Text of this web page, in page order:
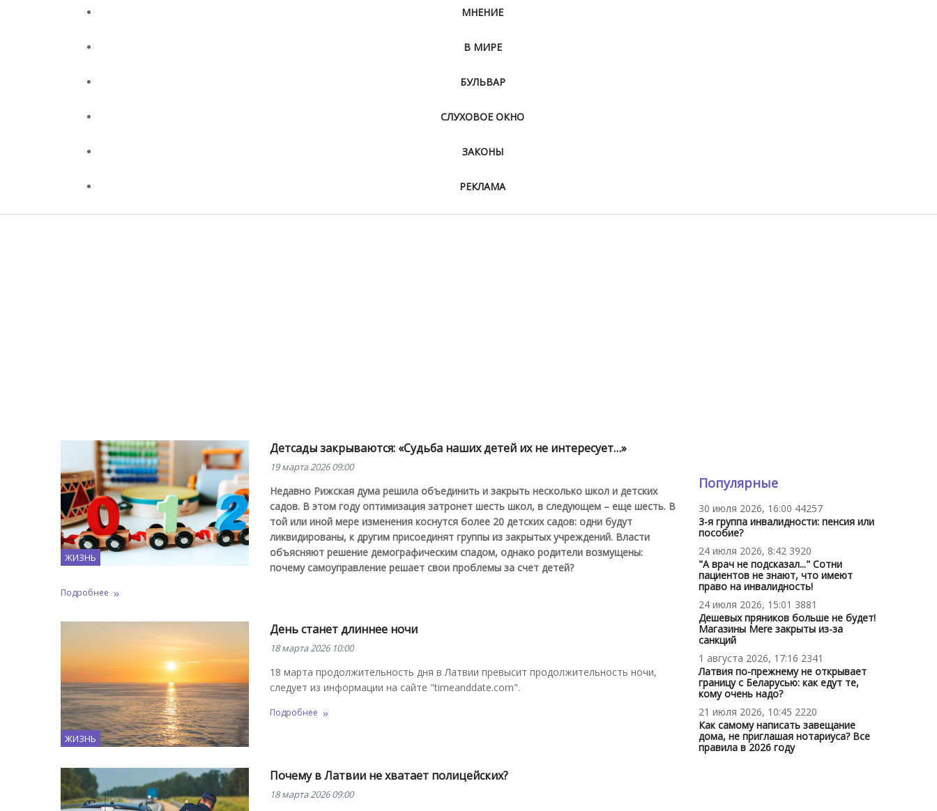
МНЕНИЕ
В МИРЕ
БУЛЬВАР
СЛУХОВОЕ ОКНО
ЗАКОНЫ
РЕКЛАМА
ЖИЗНЬ
Детсады закрываются: «Судьба наших детей их не интересует…»
19 марта 2026 09:00
Недавно Рижская дума решила объединить и закрыть несколько школ и детских
садов. В этом году оптимизация затронет шесть школ, в следующем – еще шесть. В
той или иной мере изменения коснутся более 20 детских садов: одни будут
ликвидированы, к другим присоединят группы из закрытых учреждений. Власти
объясняют решение демографическим спадом, однако родители возмущены:
почему самоуправление решает свои проблемы за счет детей?
Подробнее
ЖИЗНЬ
День станет длиннее ночи
18 марта 2026 10:00
18 марта продолжительность дня в Латвии превысит продолжительность ночи,
следует из информации на сайте "timeanddate.com".
Подробнее
Почему в Латвии не хватает полицейских?
18 марта 2026 09:00
Популярные
30 июля 2026, 16:00 44257
3-я группа инвалидности: пенсия или
пособие?
24 июля 2026, 8:42 3920
"А врач не подсказал..." Сотни
пациентов не знают, что имеют
право на инвалидность!
24 июля 2026, 15:01 3881
Дешевых пряников больше не будет!
Магазины Mere закрыты из-за
санкций
1 августа 2026, 17:16 2341
Латвия по-прежнему не открывает
границу с Беларусью: как едут те,
кому очень надо?
21 июля 2026, 10:45 2220
Как самому написать завещание
дома, не приглашая нотариуса? Все
правила в 2026 году